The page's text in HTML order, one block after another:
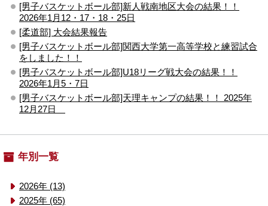
[男子バスケットボール部]新人戦南地区大会の結果！！
2026年1月12・17・18・25日
[柔道部] 大会結果報告
[男子バスケットボール部]関西大学第一高等学校と練習試合
をしました！！
[男子バスケットボール部]U18リーグ戦大会の結果！！
2026年1月5・7日
[男子バスケットボール部]天理キャンプの結果！！ 2025年
12月27日
年別一覧
2026年 (13)
2025年 (65)